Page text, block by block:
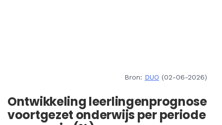
Bron: DUO (02-06-2026)
Ontwikkeling leerlingenprognose
voortgezet onderwijs per periode